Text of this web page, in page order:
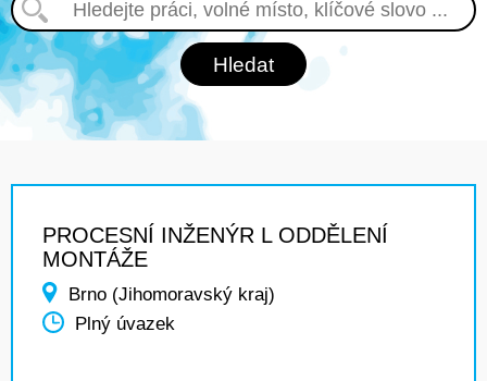
PROCESNÍ INŽENÝR L ODDĚLENÍ
MONTÁŽE
Brno (Jihomoravský kraj)
Plný úvazek